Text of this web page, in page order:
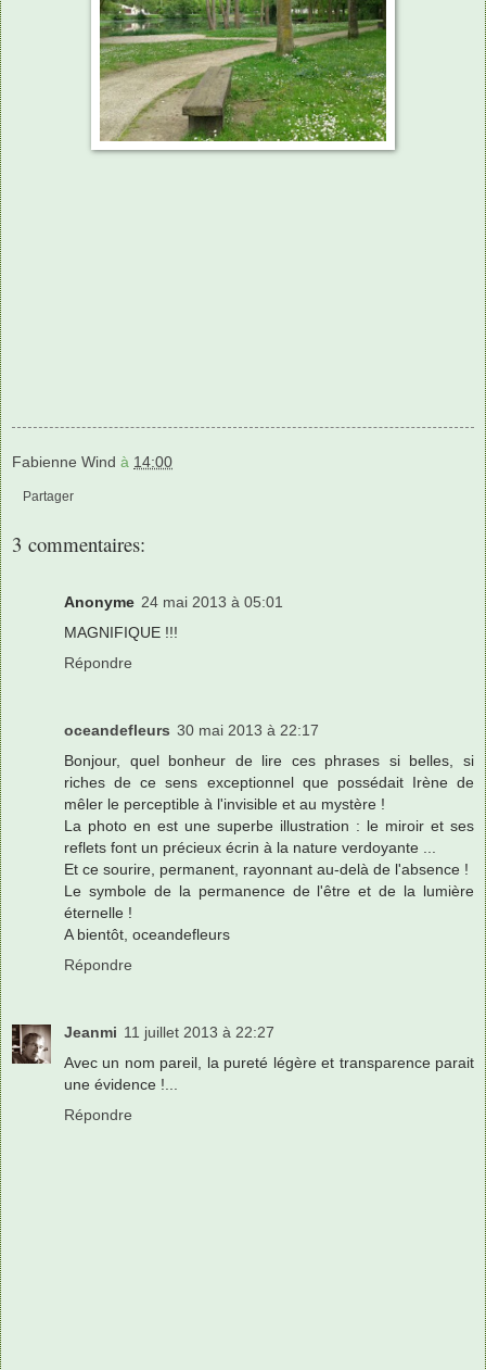
Fabienne Wind à 14:00
Partager
3 commentaires:
Anonyme 24 mai 2013 à 05:01
MAGNIFIQUE !!!
Répondre
oceandefleurs 30 mai 2013 à 22:17
Bonjour, quel bonheur de lire ces phrases si belles, si
riches de ce sens exceptionnel que possédait Irène de
mêler le perceptible à l'invisible et au mystère !
La photo en est une superbe illustration : le miroir et ses
reflets font un précieux écrin à la nature verdoyante ...
Et ce sourire, permanent, rayonnant au-delà de l'absence !
Le symbole de la permanence de l'être et de la lumière
éternelle !
A bientôt, oceandefleurs
Répondre
Jeanmi 11 juillet 2013 à 22:27
Avec un nom pareil, la pureté légère et transparence parait
une évidence !...
Répondre